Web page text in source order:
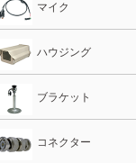
マイク
ハウジング
ブラケット
コネクター